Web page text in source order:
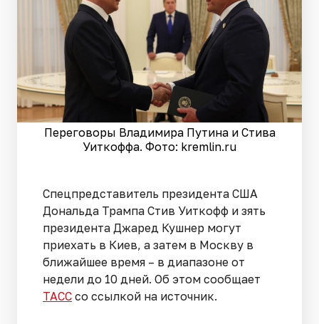
Переговоры Владимира Путина и Стива
Уиткоффа. Фото: kremlin.ru
Спецпредставитель президента США
Дональда Трампа Стив Уиткофф и зять
президента Джаред Кушнер могут
приехать в Киев, а затем в Москву в
ближайшее время – в диапазоне от
недели до 10 дней. Об этом сообщает
ТАСС со ссылкой на источник.